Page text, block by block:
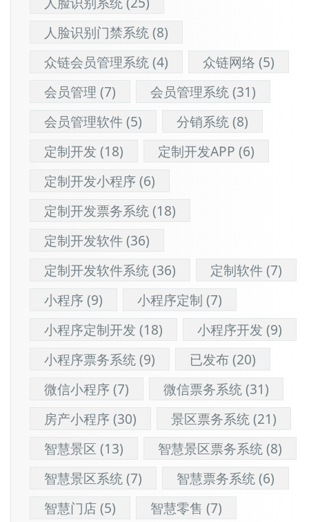
人脸识别门禁系统(8)
众链会员管理系统(4) 众链网络 (5)
会员管理 (7) 会员管理系统(31)
会员管理软件(5) 分销系统(8)
定制开发 (18) 定制开发APP (6)
定制开发小程序(6)
定制开发票务系统(18)
定制开发软件(36)
定制开发软件系统(36) 定制软件(7)
小程序(9) 小程序定制 (7)
小程序定制开发 (18) 小程序开发 (9)
小程序票务系统(9) 已发布(20)
微信小程序(7) 微信票务系统(31)
房产小程序(30) 景区票务系统(21)
智慧景区 (13) 智慧景区票务系统(8)
智慧景区系统(7) 智慧票务系统(6)
智慧门店(5) 智慧零售 (7)